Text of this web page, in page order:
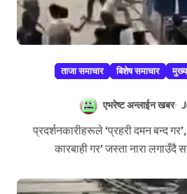
ताजा समाचार बिशेष समाचार
एभरेष्ट अन्लाईन खबर
प्रदर्शनकारीहरूले ‘प्रहरी दमन बन्द गर’, ‘गोली चलाउनेमाथि कडा
कारबाही गर’ जस्ता नारा